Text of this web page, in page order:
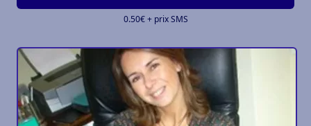
0.50€ + prix SMS